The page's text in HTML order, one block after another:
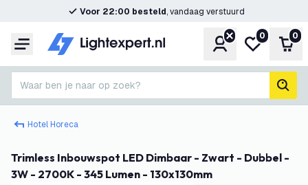
Voor 22:00 besteld, vandaag verstuurd
Menu Account
Mijn
0 0
Waar ben je naar op zoek?
Hotel Horeca
Trimless Inbouwspot LED Dimbaar - Zwart - Dubbel -
3W - 2700K - 345 Lumen - 130x130mm